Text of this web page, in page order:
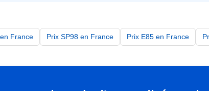
France Prix SP98 en France Prix E85 en France